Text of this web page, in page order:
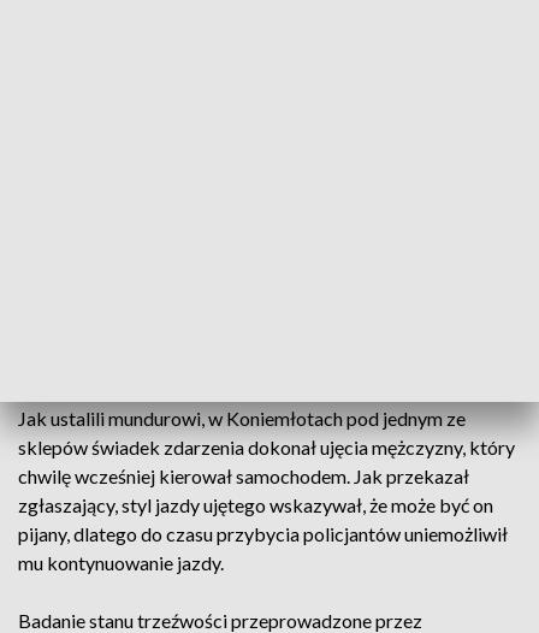
Jak ustalili mundurowi, w Koniemłotach pod jednym ze
sklepów świadek zdarzenia dokonał ujęcia mężczyzny, który
chwilę wcześniej kierował samochodem. Jak przekazał
zgłaszający, styl jazdy ujętego wskazywał, że może być on
pijany, dlatego do czasu przybycia policjantów uniemożliwił
mu kontynuowanie jazdy.
Badanie stanu trzeźwości przeprowadzone przez